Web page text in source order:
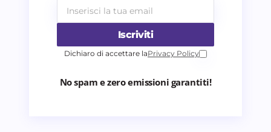
Iscriviti
Dichiaro di accettare laPrivacy Policy
No spam e zero emissioni garantiti!